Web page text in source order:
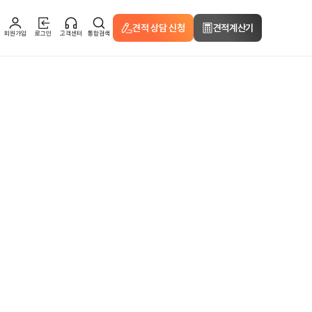
회원가입 로그인 고객센터 통합검색 견적 상담 신청 견적계산기